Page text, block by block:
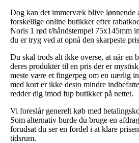
Dog kan det immervæk blive lønnende
forskellige online butikker efter
Noris 1 rød t/håndstempel 75x145mm
du er tryg ved at opnå den skarpeste
Du skal trods alt ikke overse, at når en
deres produkter til en pris der er
meste være et fingerpeg om en uærlig
med kort er ikke desto mindre
redder dig imod fup butikker på nettet.
Vi foreslår generelt køb med
Som alternativ burde du bruge en
forudsat du ser en fordel i at klare
tidsrum.